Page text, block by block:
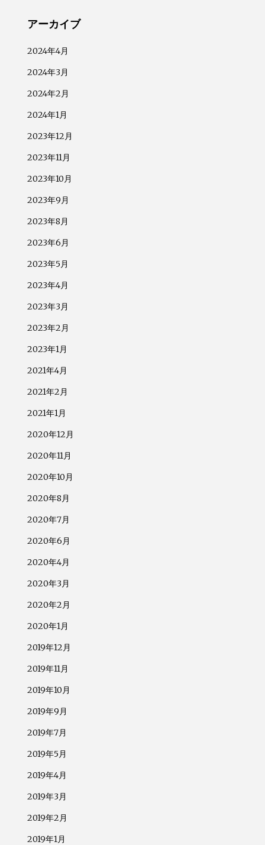
アーカイブ
2024年4月
2024年3月
2024年2月
2024年1月
2023年12月
2023年11月
2023年10月
2023年9月
2023年8月
2023年6月
2023年5月
2023年4月
2023年3月
2023年2月
2023年1月
2021年4月
2021年2月
2021年1月
2020年12月
2020年11月
2020年10月
2020年8月
2020年7月
2020年6月
2020年4月
2020年3月
2020年2月
2020年1月
2019年12月
2019年11月
2019年10月
2019年9月
2019年7月
2019年5月
2019年4月
2019年3月
2019年2月
2019年1月